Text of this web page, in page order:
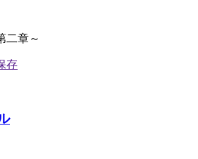
二章～